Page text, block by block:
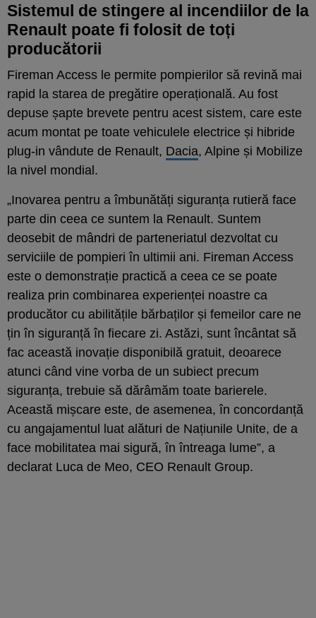
Sistemul de stingere al incendiilor de la
Renault poate fi folosit de toți
producătorii
Fireman Access le permite pompierilor să revină mai
rapid la starea de pregătire operațională. Au fost
depuse șapte brevete pentru acest sistem, care este
acum montat pe toate vehiculele electrice și hibride
plug-in vândute de Renault, Dacia, Alpine și Mobilize
la nivel mondial.
„Inovarea pentru a îmbunătăți siguranța rutieră face
parte din ceea ce suntem la Renault. Suntem
deosebit de mândri de parteneriatul dezvoltat cu
serviciile de pompieri în ultimii ani. Fireman Access
este o demonstrație practică a ceea ce se poate
realiza prin combinarea experienței noastre ca
producător cu abilitățile bărbaților și femeilor care ne
țin în siguranță în fiecare zi. Astăzi, sunt încântat să
fac această inovație disponibilă gratuit, deoarece
atunci când vine vorba de un subiect precum
siguranța, trebuie să dărâmăm toate barierele.
Această mișcare este, de asemenea, în concordanță
cu angajamentul luat alături de Națiunile Unite, de a
face mobilitatea mai sigură, în întreaga lume”, a
declarat Luca de Meo, CEO Renault Group.